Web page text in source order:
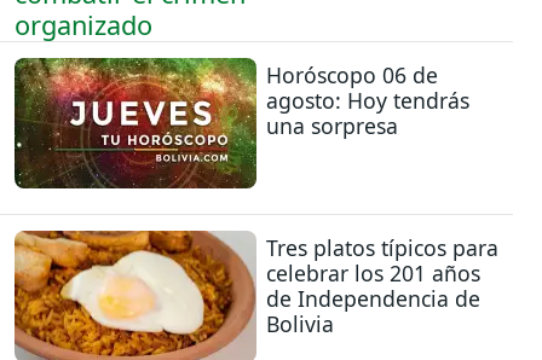
Horóscopo 06 de
agosto: Hoy tendrás
una sorpresa
Tres platos típicos para
celebrar los 201 años
de Independencia de
Bolivia